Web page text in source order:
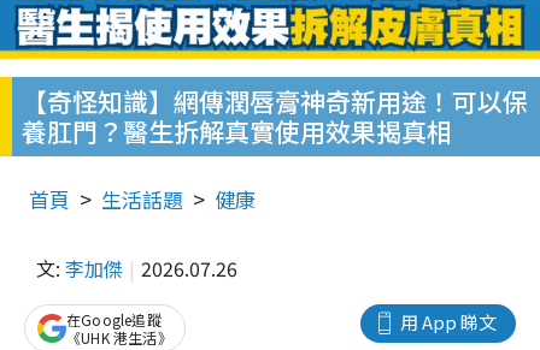
【奇怪知識】網傳潤唇膏神奇新用途！可以保
養肛門？醫生拆解真實使用效果揭真相
首頁 生活話題 健康
文: 李加傑 2026.07.26
用 App 睇文
在Google追蹤
《UHK 港生活》